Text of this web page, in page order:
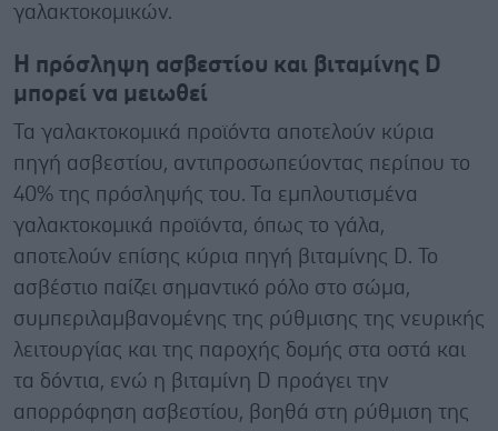
γαλακτοκομικών.
Η πρόσληψη ασβεστίου και βιταμίνης D
μπορεί να μειωθεί
Τα γαλακτοκομικά προϊόντα αποτελούν κύρια
πηγή ασβεστίου, αντιπροσωπεύοντας περίπου το
40% της πρόσληψής του. Τα εμπλουτισμένα
γαλακτοκομικά προϊόντα, όπως το γάλα,
αποτελούν επίσης κύρια πηγή βιταμίνης D. Το
ασβέστιο παίζει σημαντικό ρόλο στο σώμα,
συμπεριλαμβανομένης της ρύθμισης της νευρικής
λειτουργίας και της παροχής δομής στα οστά και
τα δόντια, ενώ η βιταμίνη D προάγει την
απορρόφηση ασβεστίου, βοηθά στη ρύθμιση της